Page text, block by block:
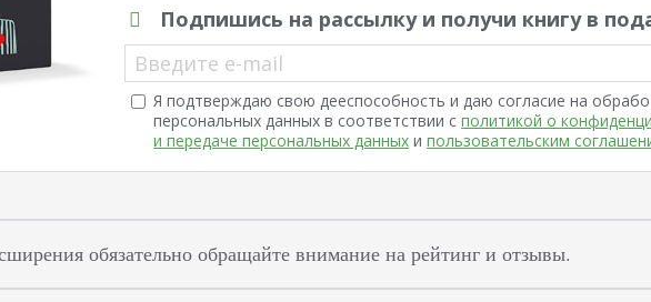
Подпишись на рассылку и получи книгу в
Введите e-mail
Я подтверждаю свою дееспособность и даю согласие на
персональных данных в соответствии сполитикой о
и передаче персональных данных ипользовательским
обязательно обращайте внимание на рейтинг и отзывы.